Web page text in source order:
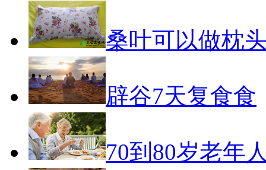
桑叶可以做枕
辟谷7天复食食
70到80岁老年